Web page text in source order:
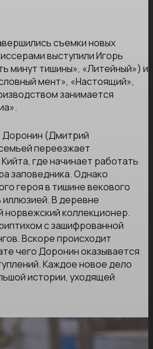
съемки новых
выступили Игорь
минут тишины», «Литейный») и
мент», «Настоящий»,
занимается
Доронин (Дмитрий
переезжает
где начинает работать
заповедника. Однако
героя в тишине векового
иллюзией. В деревне
норвежский коллекционер.
с зашифрованной
Вскоре происходит
чего Доронин оказывается
Каждое новое дело
истории, уходящей